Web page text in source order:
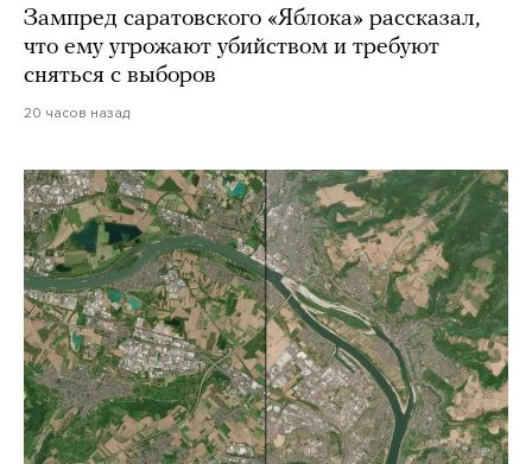
Зампред саратовского «Яблока» рассказал,
что ему угрожают убийством и требуют
сняться с выборов
20 часов назад